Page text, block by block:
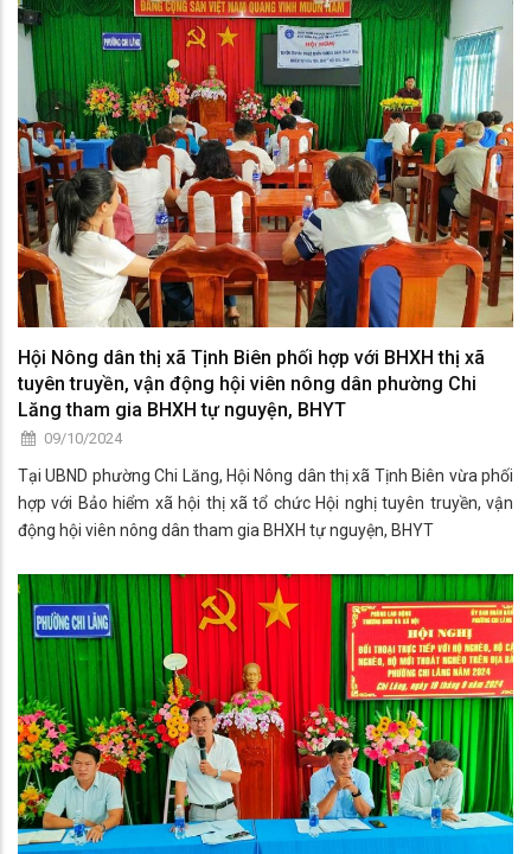
Hội Nông dân thị xã Tịnh Biên phối hợp với BHXH thị xã
tuyên truyền, vận động hội viên nông dân phường Chi
Lăng tham gia BHXH tự nguyện, BHYT
09/10/2024
Tại UBND phường Chi Lăng, Hội Nông dân thị xã Tịnh Biên vừa phối
hợp với Bảo hiểm xã hội thị xã tổ chức Hội nghị tuyên truyền, vận
động hội viên nông dân tham gia BHXH tự nguyện, BHYT